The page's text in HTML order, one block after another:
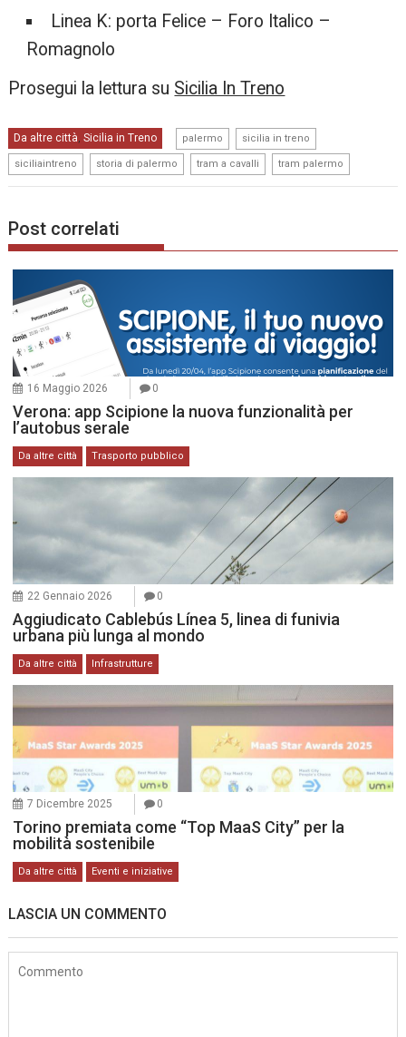
Linea K: porta Felice – Foro Italico –
Romagnolo
Prosegui la lettura su Sicilia In Treno
Da altre città,Sicilia in Treno palermo sicilia in treno
siciliaintreno storia di palermo tram a cavalli tram palermo
Post correlati
16 Maggio 2026 0
Verona: app Scipione la nuova funzionalità per
l’autobus serale
Da altre città Trasporto pubblico
22 Gennaio 2026 0
Aggiudicato Cablebús Línea 5, linea di funivia
urbana più lunga al mondo
Da altre città Infrastrutture
7 Dicembre 2025 0
Torino premiata come “Top MaaS City” per la
mobilità sostenibile
Da altre città Eventi e iniziative
LASCIA UN COMMENTO